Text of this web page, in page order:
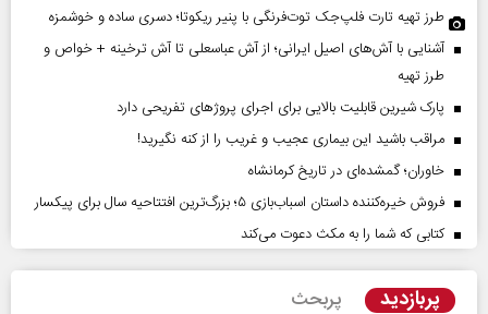
طرز تهیه تارت فلپ‌جک توت‌فرنگی با پنیر ریکوتا؛ دسری ساده و خوشمزه
آشنایی با آش‌های اصیل ایرانی؛ از آش عباسعلی تا آش ترخینه + خواص و
طرز تهیه
پارک شیرین قابلیت‌ بالایی برای اجرای پروژهای تفریحی دارد
مراقب باشید این بیماری عجیب و غریب را از کنه نگیرید!
خاوران؛ گمشده‌ای در تاریخ کرمانشاه
فروش خیره‌کننده داستان اسباب‌بازی ۵؛ بزرگ‌ترین افتتاحیه سال برای پیکسار
کتابی که شما را به مکث دعوت می‌کند
پربازدید پربحث